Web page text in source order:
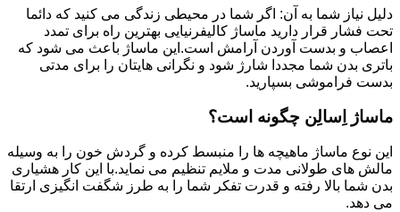
دلیل نیاز شما به آن: اگر شما در محیطی زندگی می کنید که دائما
تحت فشار قرار دارید ماساژ کالیفرنیایی بهترین راه برای تمدد
اعصاب و بدست آوردن آرامش است.این ماساژ باعث می شود که
باتری بدن شما مجددا شارژ شود و نگرانی هایتان را برای مدتی
بدست فراموشی بسپارید.
ماساژ اِسالِن چگونه است؟
این نوع ماساژ ماهیچه ها را منبسط کرده و گردش خون را به وسیله
مالش های طولانی مدت و ملایم تنظیم می نماید.با این کار هشیاری
بدن شما بالا رفته و قدرت تفکر شما را به طرز شگفت انگیزی ارتقا
می دهد.